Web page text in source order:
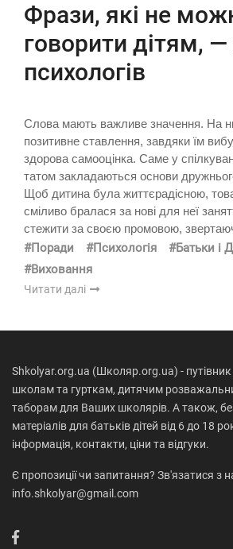
Фрази, які не
говорити дітям,
психологів
Слова мають важливе значення. На
позитивне ставлення, завдяки їм
здорова самооцінка. Саме у
татом закладаються основи
Щоб дитина була життєрадісною,
сміливо бралася за нові для неї
стежити за своєю промовою,
#Поради #Психологія
#Батьки і
#Виховання
Читати далі
Shkolyar.org.ua (Школяр.org.ua) -
школам та гурткам, дитячим
таборам для Ваших школярів. А також,
матеріалів для батьків дітей від 6 до 18
інформація, контакти, ціни та відгуки.
Є пропозиції чи запитання? Зв'язатися з
info.shkolyar@gmail.com